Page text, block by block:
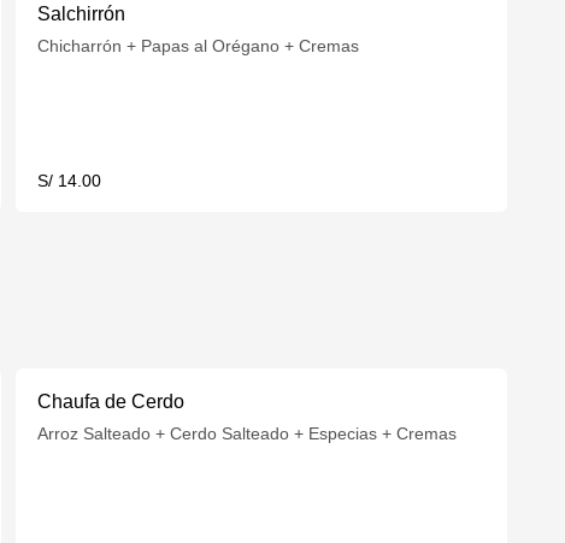
Salchirrón
Chicharrón + Papas al Orégano + Cremas
S/ 14.00
Chaufa de Cerdo
Arroz Salteado + Cerdo Salteado + Especias + Cremas